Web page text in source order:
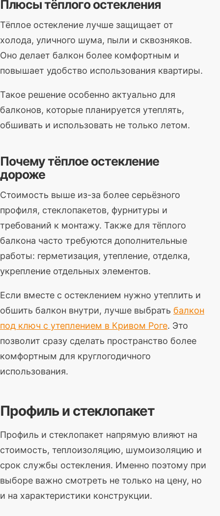
Плюсы тёплого остекления
Тёплое остекление лучше защищает от
холода, уличного шума, пыли и сквозняков.
Оно делает балкон более комфортным и
повышает удобство использования квартиры.
Такое решение особенно актуально для
балконов, которые планируется утеплять,
обшивать и использовать не только летом.
Почему тёплое остекление
дороже
Стоимость выше из-за более серьёзного
профиля, стеклопакетов, фурнитуры и
требований к монтажу. Также для тёплого
балкона часто требуются дополнительные
работы: герметизация, утепление, отделка,
укрепление отдельных элементов.
Если вместе с остеклением нужно утеплить и
обшить балкон внутри, лучше выбрать балкон
под ключ с утеплением в Кривом Роге. Это
позволит сразу сделать пространство более
комфортным для круглогодичного
использования.
Профиль и стеклопакет
Профиль и стеклопакет напрямую влияют на
стоимость, теплоизоляцию, шумоизоляцию и
срок службы остекления. Именно поэтому при
выборе важно смотреть не только на цену, но
и на характеристики конструкции.